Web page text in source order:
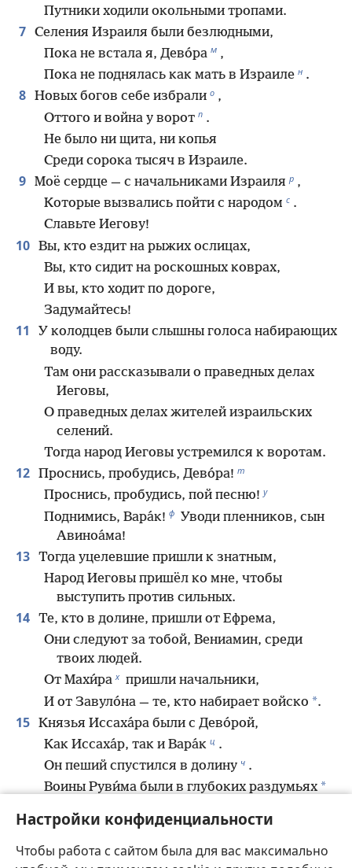
Настройки конфиденциальности
Чтобы работа с сайтом была для вас максимально
Путники ходили окольными тропами.
7 Селения Израиля были безлюдными,
Пока не встала я, Дево́ра м ,
Пока не поднялась как мать в Израиле н .
8 Новых богов себе избрали о ,
Оттого и война у ворот п .
Не было ни щита, ни копья
Среди сорока тысяч в Израиле.
9 Моё сердце — с начальниками Израиля р ,
Которые вызвались пойти с народом с .
Славьте Иегову!
10 Вы, кто ездит на рыжих ослицах,
Вы, кто сидит на роскошных коврах,
И вы, кто ходит по дороге,
Задумайтесь!
11
У колодцев были слышны голоса набирающих
воду.
Там они рассказывали о праведных делах
Иеговы,
О праведных делах жителей израильских
селений.
Тогда народ Иеговы устремился к воротам.
12 Проснись, пробудись, Дево́ра! т
Проснись, пробудись, пой песню! у
Поднимись, Вара́к! ф Уводи пленников, сын
Авиноа́ма!
13 Тогда уцелевшие пришли к знатным,
Народ Иеговы пришёл ко мне, чтобы
выступить против сильных.
14 Те, кто в долине, пришли от Ефрема,
Они следуют за тобой, Вениамин, среди
твоих людей.
От Махи́ра х пришли начальники,
И от Завуло́на — те, кто набирает войско *.
15 Князья Иссаха́ра были с Дево́рой,
Как Иссаха́р, так и Вара́к ц .
Он пеший спустился в долину ч .
Воины Руви́ма были в глубоких раздумьях *
16 Почему ты сидел между двумя вьюками
И слушал, как стадам играют на флейте?